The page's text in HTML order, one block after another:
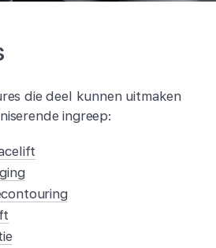
die deel kunnen uitmaken
ingreep: